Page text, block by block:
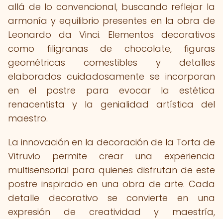
allá de lo convencional, buscando reflejar la
armonía y equilibrio presentes en la obra de
Leonardo da Vinci. Elementos decorativos
como filigranas de chocolate, figuras
geométricas comestibles y detalles
elaborados cuidadosamente se incorporan
en el postre para evocar la estética
renacentista y la genialidad artística del
maestro.
La innovación en la decoración de la Torta de
Vitruvio permite crear una experiencia
multisensorial para quienes disfrutan de este
postre inspirado en una obra de arte. Cada
detalle decorativo se convierte en una
expresión de creatividad y maestría,